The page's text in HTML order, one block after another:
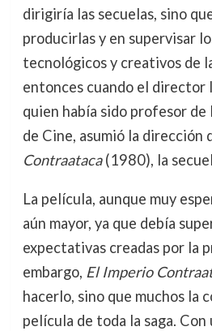
dirigiría las secuelas, sino
producirlas y en supervisar
tecnológicos y creativos de
entonces cuando el director
quien había sido profesor de
de Cine, asumió la dirección
Contraataca(1980), la
La película, aunque muy
aún mayor, ya que debía
expectativas creadas por la
embargo, El Imperio
hacerlo, sino que muchos la
película de toda la saga. Con